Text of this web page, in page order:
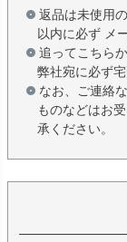
返品は未使用
以内に必ず メ
追ってこちら
弊社宛に必ず
なお、ご連絡
ものなどはお
承ください。